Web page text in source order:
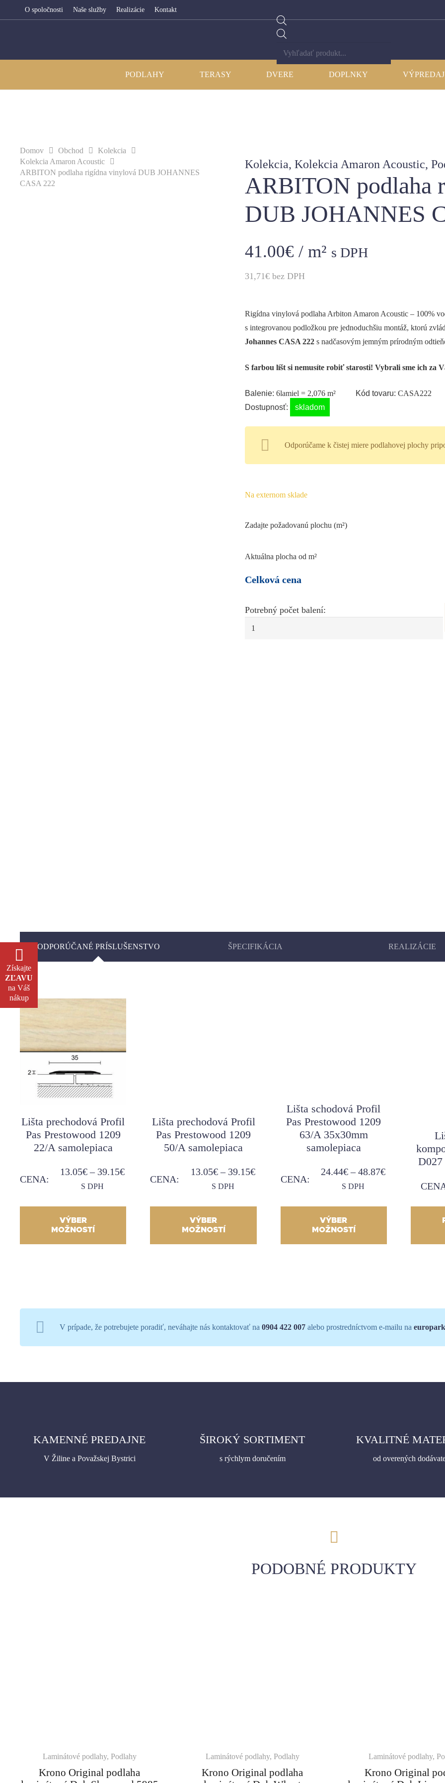
O spoločnosti Naše služby Realizácie Kontakt
PODLAHY
TERASY DVERE DOPLNKY
Domov Obchod
Kolekcia
Kolekcia Amaron Acoustic
ARBITON podlaha rigídna vinylová DUB JOHANNES
CASA 222
Kolekcia,Kolekcia Amaron Acoustic,
ARBITON podlaha
DUB JOHANNES
41.00€ / m² s DPH
31,71€ bez DPH
Rigídna vinylová podlaha Arbiton Amaron Acoustic – 100%
s integrovanou podložkou pre jednoduchšiu montáž, ktorú
Johannes CASA 222 s nadčasovým jemným prírodným
S farbou líšt si nemusíte robiť starosti! Vybrali sme ich za
Balenie:6lamiel = 2,076 m² Kód tovaru:CASA222
Dostupnosť:
skladom
Odporúčame k čistej miere podlahovej plochy
Na externom sklade
Zadajte požadovanú plochu (m²)
Aktuálna plocha od m²
Celková cena
množstvo
ODPORÚČANÉ PRÍSLUŠENSTVO ŠPECIFIKÁCIA REALIZÁCIE
Lišta prechodová Profil
Pas Prestowood 1209
22/A samolepiaca
CENA:
13.05€– 39.15€
S DPH
VÝBER
MOŽNOSTÍ
Lišta prechodová Profil
Pas Prestowood 1209
50/A samolepiaca
CENA:
13.05€– 39.15€
S DPH
VÝBER
MOŽNOSTÍ
Lišta schodová Profil
Pas Prestowood 1209
63/A 35x30mm
samolepiaca
CENA:
24.44€–48.87€
S DPH
VÝBER
MOŽNOSTÍ
V prípade, že potrebujete poradiť, neváhajte nás kontaktovať na 0904 422 007 alebo prostredníctvom e-mailu na
KAMENNÉ PREDAJNE
V Žiline a Považskej Bystrici
ŠIROKÝ SORTIMENT
s rýchlym doručením
KVALITNÉ
od overených
PODOBNÉ PRODUKTY
Laminátové podlahy, Podlahy
Krono Original podlaha
Laminátové podlahy, Podlahy
Krono Original podlaha
Laminátové podlahy,
Krono Original
Získajte
ZĽAVU
na Váš
nákup